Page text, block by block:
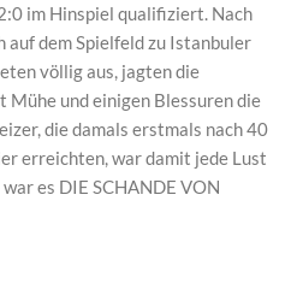
im Hinspiel qualifiziert. Nach
auf dem Spielfeld zu Istanbuler
völlig aus, jagten die
Mühe und einigen Blessuren die
die damals erstmals nach 40
erreichten, war damit jede Lust
es DIE SCHANDE VON